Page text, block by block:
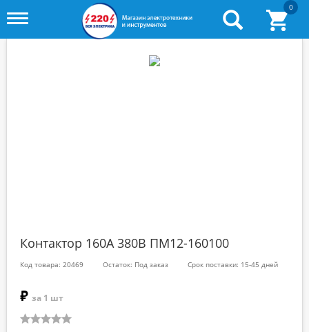
Toggle
0
Контактор 160А 380В ПМ12-160100
Код товара: 20469 Остаток: Под заказ Срок поставки: 15-45 дней
₽ за 1 шт